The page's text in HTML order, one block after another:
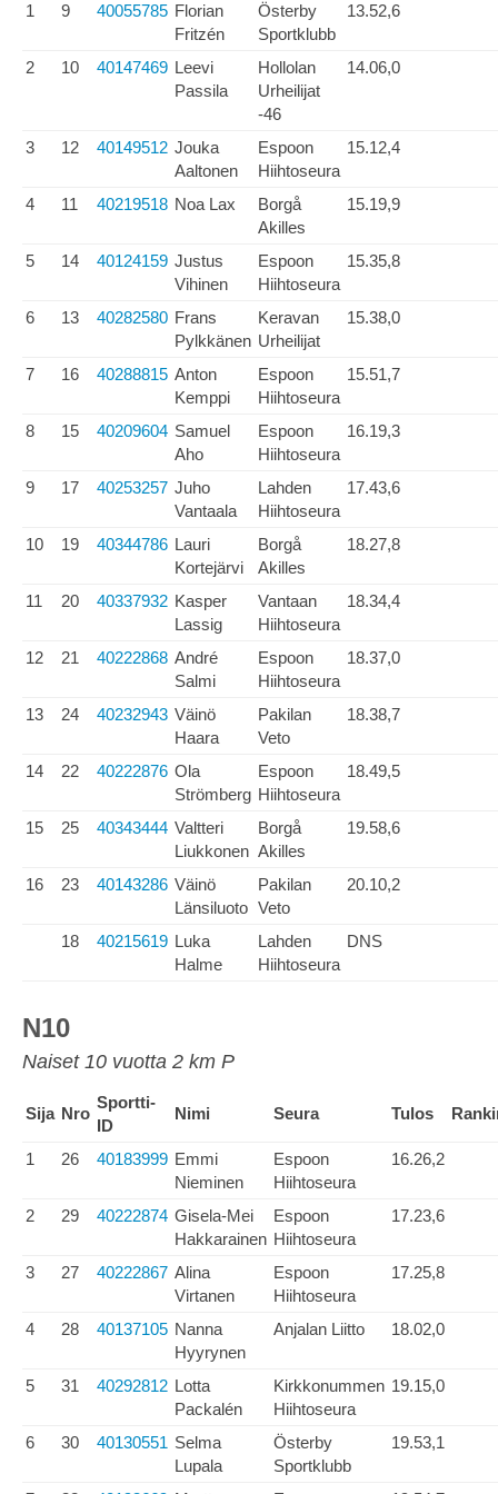
1 9 40055785 Florian
Fritzén
Österby
Sportklubb
13.52,6
2 10 40147469 Leevi
Passila
Hollolan
Urheilijat
-46
14.06,0
3 12 40149512 Jouka
Aaltonen
Espoon
Hiihtoseura
15.12,4
4 11 40219518 Noa Lax
Borgå
Akilles
15.19,9
5 14 40124159 Justus
Vihinen
Espoon
Hiihtoseura
15.35,8
6 13 40282580 Frans
Pylkkänen
Keravan
Urheilijat
15.38,0
7 16 40288815 Anton
Kemppi
Espoon
Hiihtoseura
15.51,7
8 15 40209604 Samuel
Aho
Espoon
Hiihtoseura
16.19,3
9 17 40253257 Juho
Vantaala
Lahden
Hiihtoseura
17.43,6
10 19 40344786 Lauri
Kortejärvi
Borgå
Akilles
18.27,8
11 20 40337932 Kasper
Lassig
Vantaan
Hiihtoseura
18.34,4
12 21 40222868 André
Salmi
Espoon
Hiihtoseura
18.37,0
13 24 40232943 Väinö
Haara
Pakilan
Veto
18.38,7
14 22 40222876 Ola
Strömberg
Espoon
Hiihtoseura
18.49,5
15 25 40343444 Valtteri
Liukkonen
Borgå
Akilles
19.58,6
16 23 40143286 Väinö
Länsiluoto
Pakilan
Veto
20.10,2
18 40215619 Luka
Halme
Lahden
Hiihtoseura
DNS
N10
Naiset 10 vuotta 2 km P
Sija Nro
Sportti-
ID
Nimi Seura Tulos
1 26 40183999 Emmi
Nieminen
Espoon
Hiihtoseura
16.26,2
2 29 40222874 Gisela-Mei
Hakkarainen
Espoon
Hiihtoseura
17.23,6
3 27 40222867 Alina
Virtanen
Espoon
Hiihtoseura
17.25,8
4 28 40137105 Nanna
Hyyrynen
Anjalan Liitto 18.02,0
5 31 40292812 Lotta
Packalén
Kirkkonummen
Hiihtoseura
19.15,0
6 30 40130551 Selma
Lupala
Österby
Sportklubb
19.53,1